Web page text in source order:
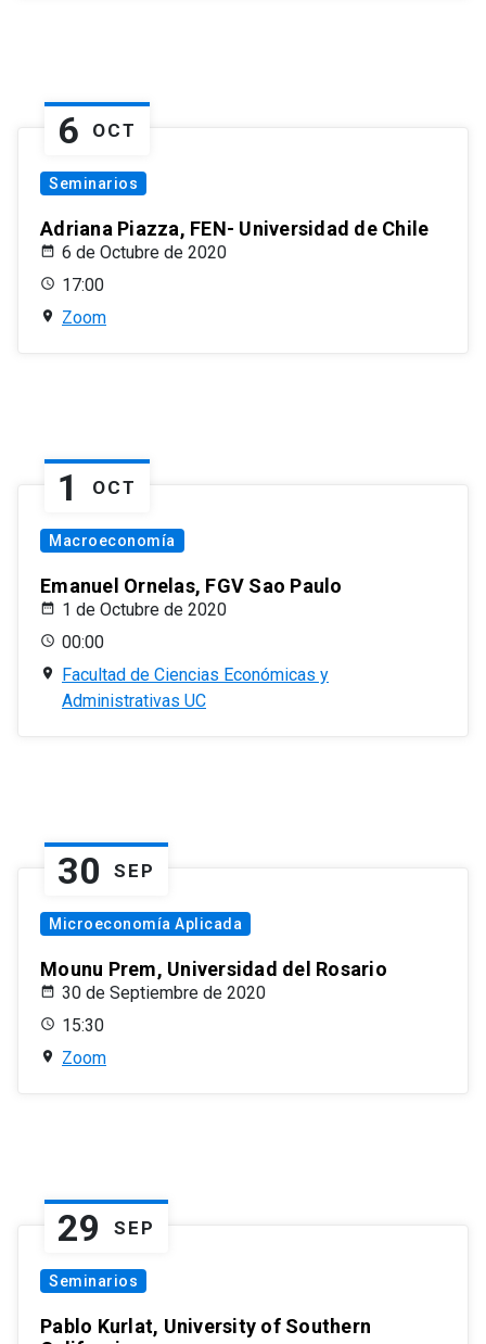
6 OCT
Seminarios
Adriana Piazza, FEN- Universidad de Chile
6 de Octubre de 2020
17:00
Zoom
1 OCT
Macroeconomía
Emanuel Ornelas, FGV Sao Paulo
1 de Octubre de 2020
00:00
Facultad de Ciencias Económicas y
Administrativas UC
30 SEP
Microeconomía Aplicada
Mounu Prem, Universidad del Rosario
30 de Septiembre de 2020
15:30
Zoom
29 SEP
Seminarios
Pablo Kurlat, University of Southern